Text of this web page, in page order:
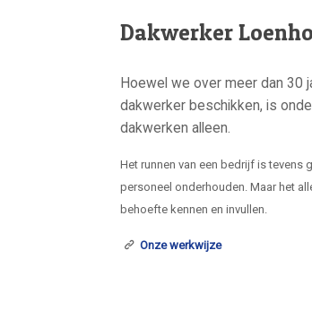
Dakwerker
Hoewel we over meer dan 30
dakwerker beschikken, is
dakwerken alleen.
Het runnen van een bedrijf is tevens
personeel onderhouden. Maar het
behoefte kennen en invullen.
Onze werkwijze